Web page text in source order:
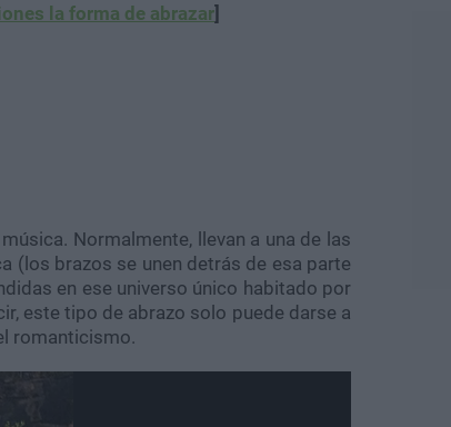
la forma de abrazar]
Normalmente, llevan a una de las
(los brazos se unen detrás de esa parte
en ese universo único habitado por
este tipo de abrazo solo puede darse a
romanticismo.